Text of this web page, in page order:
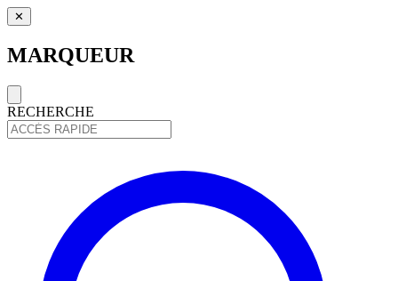
✕
MARQUEUR
RECHERCHE